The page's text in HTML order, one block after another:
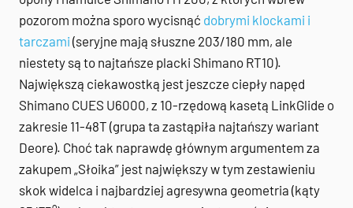
pozorom można sporo wycisnąć dobrymi klockami i
tarczami (seryjne mają słuszne 203/180 mm, ale
niestety są to najtańsze placki Shimano RT10).
Największą ciekawostką jest jeszcze ciepły napęd
Shimano CUES U6000, z 10-rzędową kasetą LinkGlide o
zakresie 11-48T (grupa ta zastąpiła najtańszy wariant
Deore). Choć tak naprawdę głównym argumentem za
zakupem „Słoika” jest największy w tym zestawieniu
skok widelca i najbardziej agresywna geometria (kąty